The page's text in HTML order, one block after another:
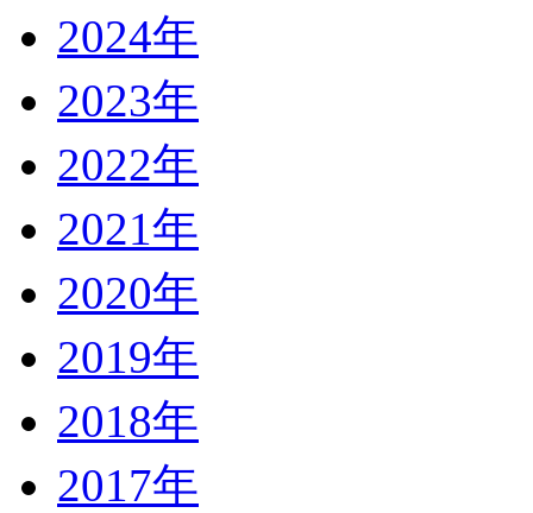
2024年
2023年
2022年
2021年
2020年
2019年
2018年
2017年